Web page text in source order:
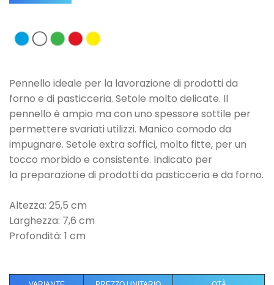
Pennello ideale per la lavorazione di prodotti da
forno e di pasticceria. Setole molto delicate. Il
pennello è ampio ma con uno spessore sottile per
permettere svariati utilizzi. Manico comodo da
impugnare. Setole extra soffici, molto fitte, per un
tocco morbido e consistente. Indicato per
la preparazione di prodotti da pasticceria e da forno.
Altezza: 25,5 cm
Larghezza: 7,6 cm
Profondità: 1 cm